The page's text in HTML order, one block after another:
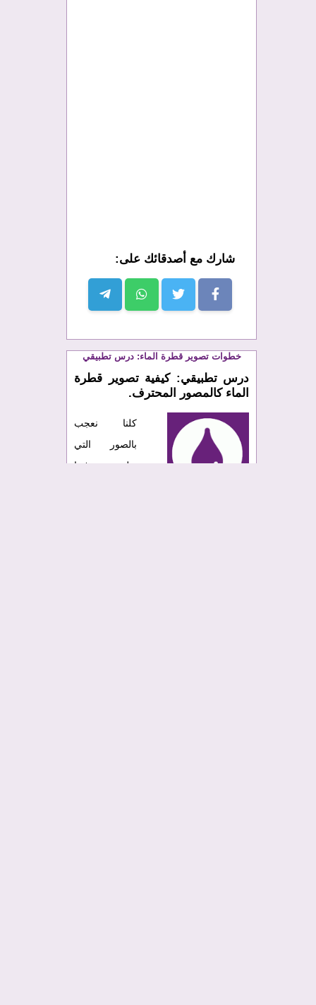
شارك مع أصدقائك على:
خطوات تصوير قطرة الماء: درس تطبيقي
درس تطبيقي: كيفية تصوير قطرة
الماء كالمصور المحترف.
كلنا نعجب
بالصور التي
تظهر فيها